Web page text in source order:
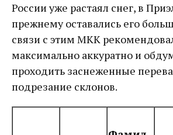
России уже растаял снег, в
прежнему оставались его
связи с этим МКК
максимально аккуратно и
проходить заснеженные
подрезание склонов.